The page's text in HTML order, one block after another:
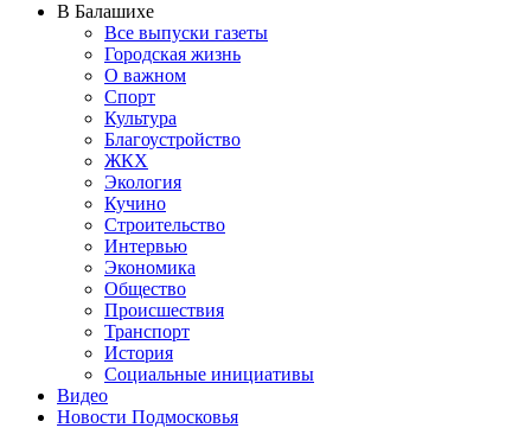
В Балашихе
Все выпуски газеты
Городская жизнь
О важном
Спорт
Культура
Благоустройство
ЖКХ
Экология
Кучино
Строительство
Интервью
Экономика
Общество
Происшествия
Транспорт
История
Социальные инициативы
Видео
Новости Подмосковья